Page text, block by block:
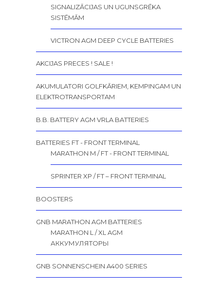
SIGNALIZĀCIJAS UN UGUNSGRĒKA
SISTĒMĀM
VICTRON AGM DEEP CYCLE BATTERIES
AKCIJAS PRECES ! SALE !
AKUMULATORI GOLFKĀRIEM, KEMPINGAM UN
ELEKTROTRANSPORTAM
B.B. BATTERY AGM VRLA BATTERIES
BATTERIES FT - FRONT TERMINAL
MARATHON M / FT - FRONT TERMINAL
SPRINTER XP / FT – FRONT TERMINAL
BOOSTERS
GNB MARATHON AGM BATTERIES
MARATHON L / XL AGM
АККУМУЛЯТОРЫ
GNB SONNENSCHEIN A400 SERIES